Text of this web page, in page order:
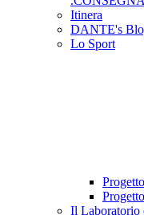
Itinera
DANTE's
Lo Sport
Il Laboratorio